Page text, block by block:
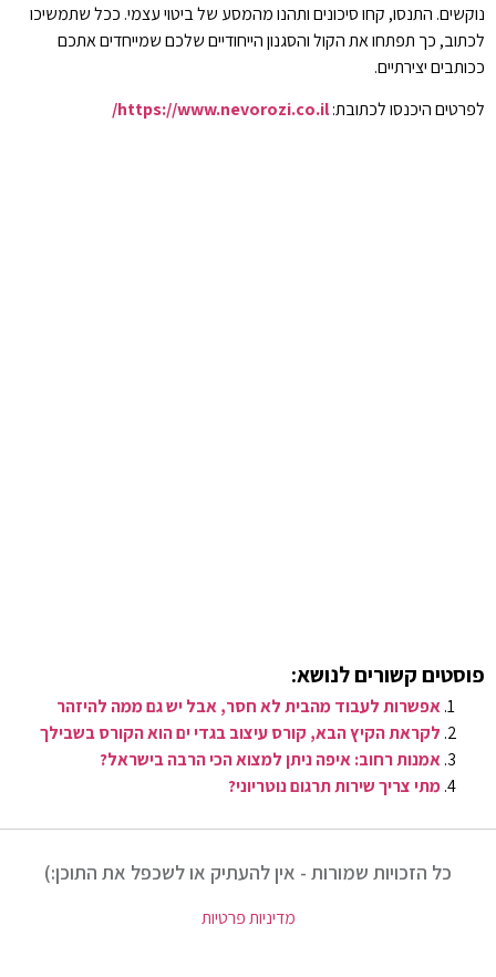
נוקשים. התנסו, קחו סיכונים ותהנו מהמסע של ביטוי עצמי. ככל שתמשיכו
לכתוב, כך תפתחו את הקול והסגנון הייחודיים שלכם שמייחדים אתכם
ככותבים יצירתיים.
לפרטים היכנסו לכתובת:https://www.nevorozi.co.il/
פוסטים קשורים לנושא:
אפשרות לעבוד מהבית לא חסר, אבל יש גם ממה להיזהר
לקראת הקיץ הבא, קורס עיצוב בגדי ים הוא הקורס בשבילך
אמנות רחוב: איפה ניתן למצוא הכי הרבה בישראל?
מתי צריך שירות תרגום נוטריוני?
כל הזכויות שמורות - אין להעתיק או לשכפל את התוכן:)
מדיניות פרטיות